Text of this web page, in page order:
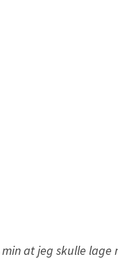
min at jeg skulle